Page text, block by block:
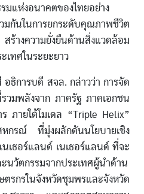
มแห่งอนาคตของไทยอย่าง
กันในการยกระดับคุณภาพชีวิต
สร้างความยั่งยืนด้านสิ่งแวดล้อม
เทศในระยะยาว
ารบดี สจล. กล่าวว่า การจัด
วมพลังจาก ภาครัฐ ภาคเอกชน
ภายใต้โมเดล “Triple Helix”
หกรณ์ ที่มุ่งผลักดันนโยบายเชิง
เธอร์แลนด์ เนเธอร์แลนด์ ที่จะ
นวัตกรรมจากประเทศผู้นำด้าน
รกรในจังหวัดชุมพรและจังหวัด